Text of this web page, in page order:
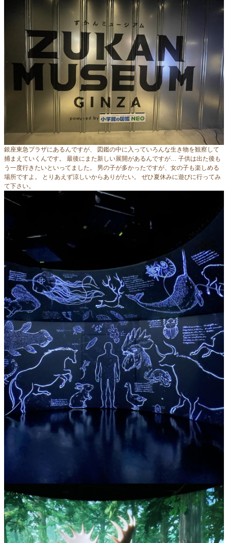
銀座東急プラザにあるんですが、 図鑑の中に入っていろんな生き物を観察して
捕まえていくんです。 最後にまた新しい展開があるんですが… 子供は出た後も
う一度行きたいといってました。 男の子が多かったですが、女の子も楽しめる
場所ですよ。 とりあえず涼しいからありがたい。 ぜひ夏休みに遊びに行ってみ
て下さい。